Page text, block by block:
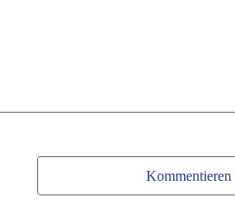
Kommentieren